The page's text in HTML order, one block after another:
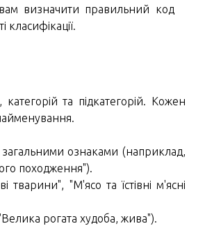
визначити правильний код
та підкатегорій. Кожен
загальними ознаками (наприклад,
походження").
"М'ясо та їстівні м'ясні
рогата худоба, жива").